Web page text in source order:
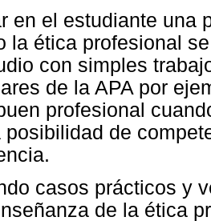
en el estudiante una
la ética profesional
con simples
de la APA por
profesional
posibilidad de
casos prácticos y
de la ética